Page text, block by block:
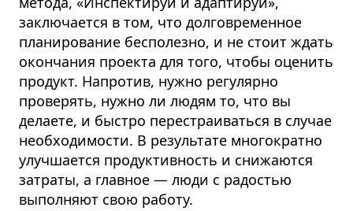
заключается в том, что долговременное
планирование бесполезно, и не стоит ждать
окончания проекта для того, чтобы оценить
продукт. Напротив, нужно регулярно
проверять, нужно ли людям то, что вы
делаете, и быстро перестраиваться в случае
необходимости. В результате многократно
улучшается продуктивность и снижаются
затраты, а главное — люди с радостью
выполняют свою работу.